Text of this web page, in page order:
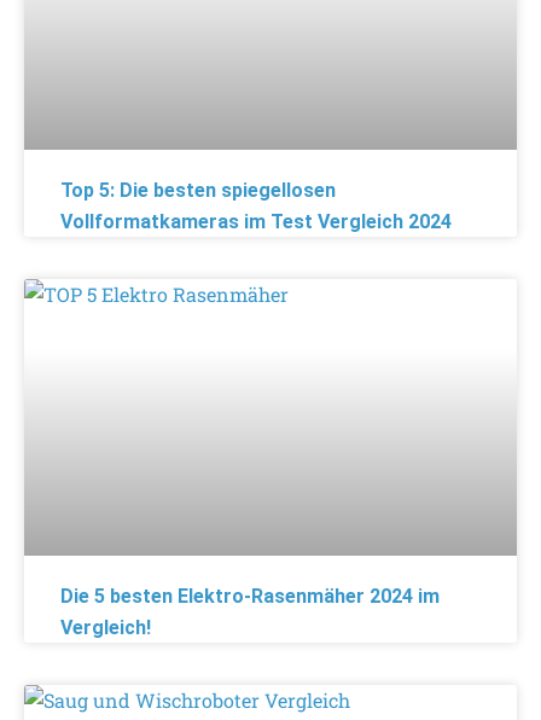
Top 5: Die besten spiegellosen
Vollformatkameras im Test Vergleich 2024
Die 5 besten Elektro-Rasenmäher 2024 im
Vergleich!